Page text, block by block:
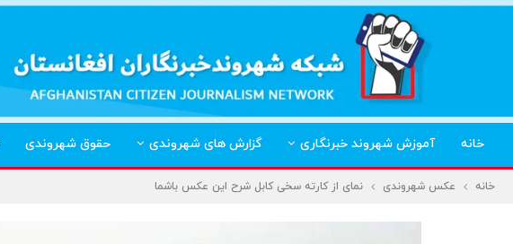
خانه آموزش شهروند خبرنگاری گزارش های شهروندی حقوق شهروندی
خانه عکس شهروندی نمای از کارته سخی کابل شرح این عکس باشما